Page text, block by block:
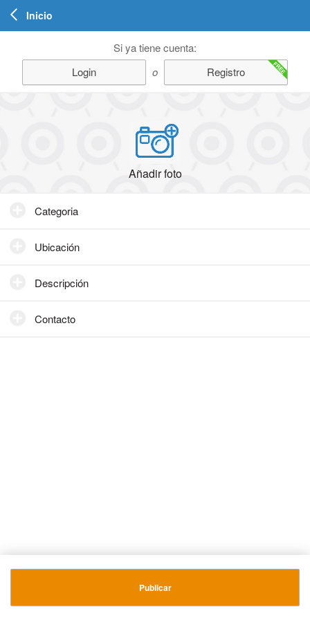
Inicio
Si ya tiene cuenta:
Login
o Registro FREE
Añadir foto
Categoria
Ubicación
Descripción
Contacto
Publicar